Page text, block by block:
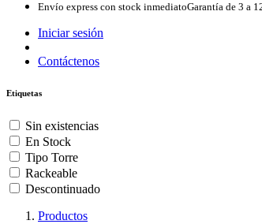
Envío express con stock inmediatoGarantía de 3 a
Iniciar sesión
Contáctenos
Etiquetas
Sin existencias
En Stock
Tipo Torre
Rackeable
Descontinuado
Productos